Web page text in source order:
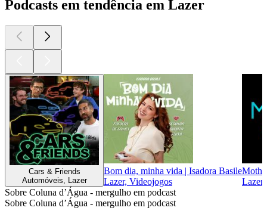
Podcasts em tendência em Lazer
Cars & Friends
Automóveis, Lazer
Bom dia, minha vida | Isadora Basile
Lazer, Videojogos
Sobre Coluna d’Água - mergulho em podcast
Sobre Coluna d’Água - mergulho em podcast